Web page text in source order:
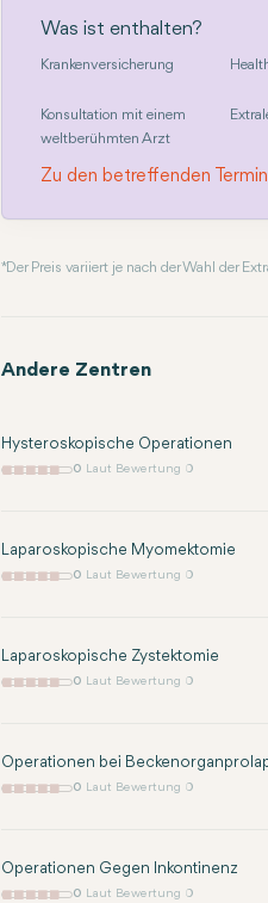
Was ist enthalten?
Krankenversicherung
Konsultation mit einem
weltberühmten Arzt
Zu den betreffenden
* Der Preis variiert je nach der Wahl der
Andere Zentren
Hysteroskopische Operationen
0 Laut Bewertung 0
Laparoskopische Myomektomie
0 Laut Bewertung 0
Laparoskopische Zystektomie
0 Laut Bewertung 0
Operationen bei
0 Laut Bewertung 0
Operationen Gegen Inkontinenz
0 Laut Bewertung 0